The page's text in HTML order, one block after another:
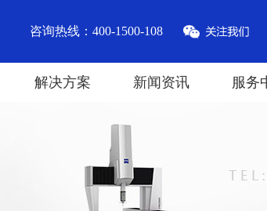
咨询热线：400-1500-108
解决方案 新闻资讯 服务